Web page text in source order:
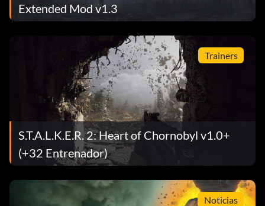
Extended Mod v1.3
Trainers
S.T.A.L.K.E.R. 2: Heart of Chornobyl v1.0+
(+32 Entrenador)
Noticias